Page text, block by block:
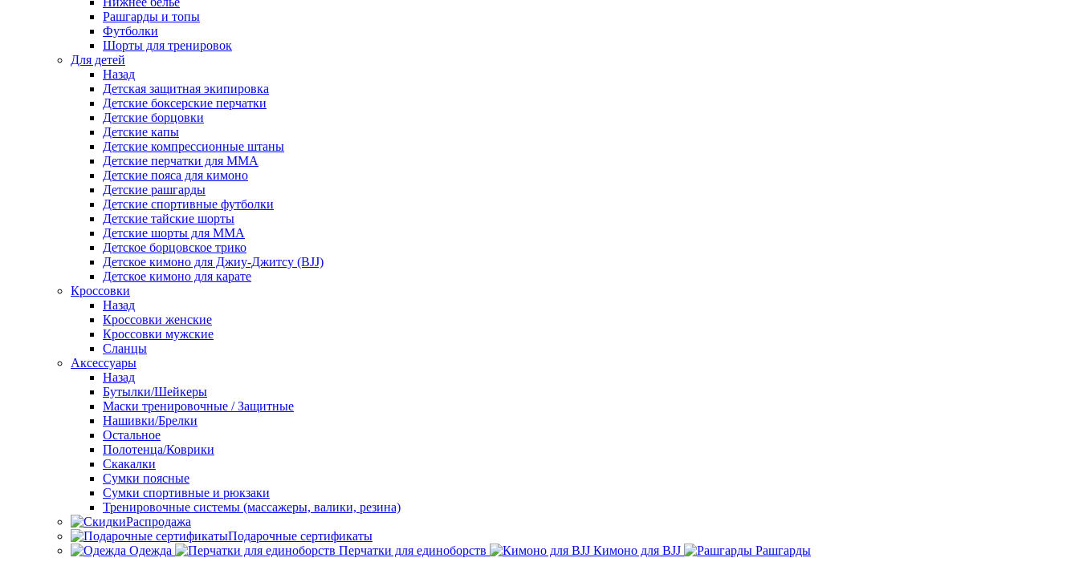
Рашгарды и топы
Футболки
Шорты для тренировок
Для детей
Назад
Детская защитная экипировка
Детские боксерские перчатки
Детские борцовки
Детские капы
Детские компрессионные штаны
Детские перчатки для ММА
Детские пояса для кимоно
Детские рашгарды
Детские спортивные футболки
Детские тайские шорты
Детские шорты для ММА
Детское борцовское трико
Детское кимоно для Джиу-Джитсу (BJJ)
Детское кимоно для карате
Кроссовки
Назад
Кроссовки женские
Кроссовки мужские
Сланцы
Аксессуары
Назад
Бутылки/Шейкеры
Маски тренировочные / Защитные
Нашивки/Брелки
Остальное
Полотенца/Коврики
Скакалки
Сумки поясные
Сумки спортивные и рюкзаки
Тренировочные системы (массажеры, валики, резина)
Распродажа
Подарочные сертификаты
Одежда
Перчатки для единоборств Кимоно для BJJ
Рашгарды